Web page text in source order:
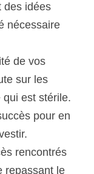
des idées
nécessaire
de vos
sur les
est stérile.
pour en
rencontrés
repassant le